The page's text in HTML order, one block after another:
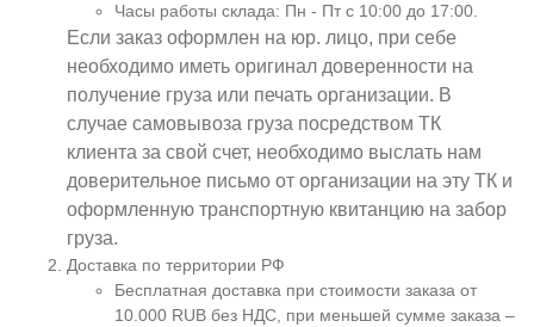
Часы работы склада: Пн - Пт с 10:00 до 17:00.
Если заказ оформлен на юр. лицо, при себе
необходимо иметь оригинал доверенности на
получение груза или печать организации. В
случае самовывоза груза посредством ТК
клиента за свой счет, необходимо выслать нам
доверительное письмо от организации на эту ТК и
оформленную транспортную квитанцию на забор
груза.
Доставка по территории РФ
Бесплатная доставка при стоимости заказа от
10.000 RUB без НДС, при меньшей сумме заказа –